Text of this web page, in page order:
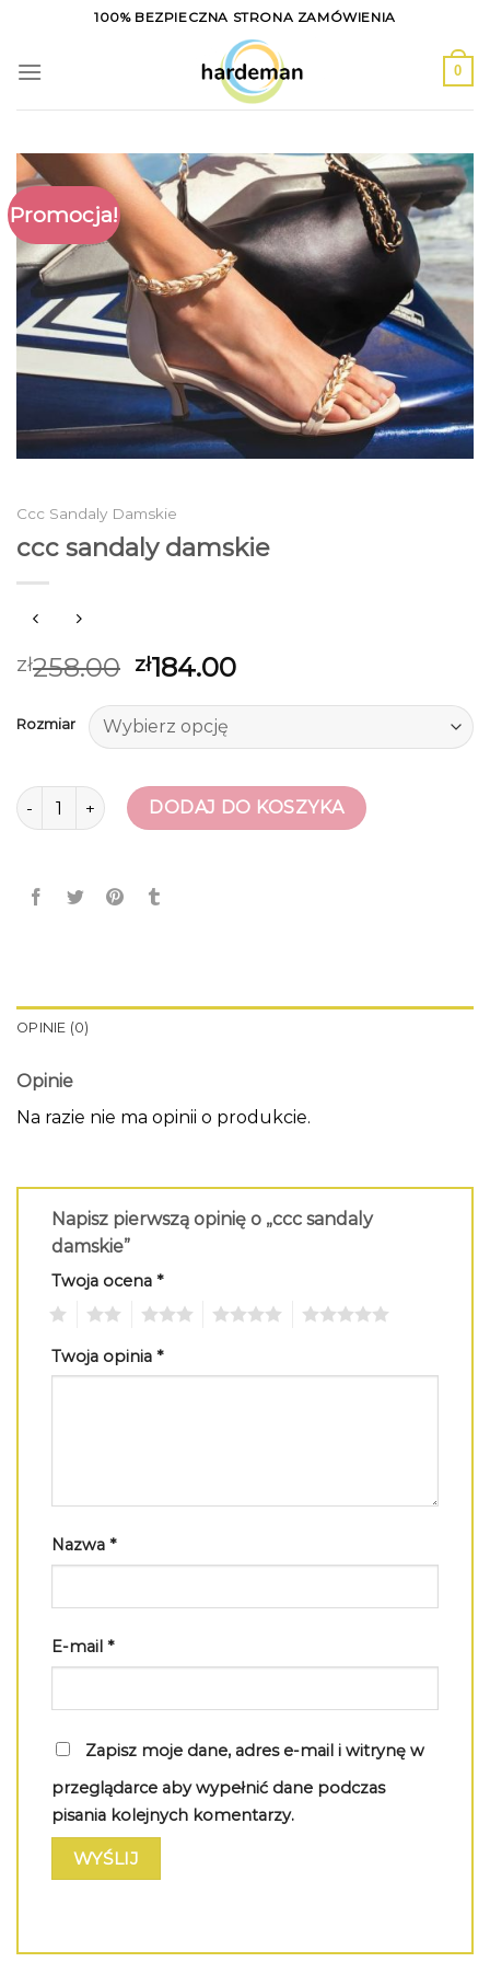
content
100% BEZPIECZNA STRONA ZAMÓWIENIA
0
Promocja!
Ccc Sandaly Damskie
ccc sandaly damskie
zł258.00 zł184.00
Rozmiar
ilość ccc sandaly damskieDODAJ DO KOSZYKA
OPINIE (0)
Opinie
Na razie nie ma opinii o produkcie.
Napisz pierwszą opinię o „ccc sandaly
damskie”
Twoja ocena *
Twoja opinia *
Nazwa *
E-mail *
Zapisz moje dane, adres e-mail i witrynę w
przeglądarce aby wypełnić dane podczas
pisania kolejnych komentarzy.